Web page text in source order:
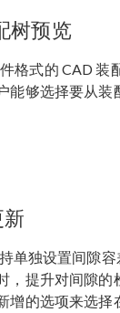
树预览
格式的 CAD 装
能够选择要从装
单独设置间隙容
，提升对间隙的
增的选项来选择